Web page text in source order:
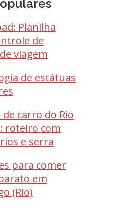
Planilha
de
viagem
de estátuas
de carro do Rio
roteiro com
e serra
para comer
em
(Rio)